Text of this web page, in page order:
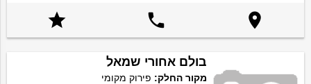



בולם אחורי שמאל
מקור החלק: פירוק מקומי